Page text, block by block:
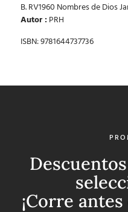
B. RV1960 Nombres de Dios
Autor :PRH
ISBN: 9781644737736
¡Corre